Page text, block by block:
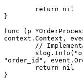
	return
nil
}
func (p *
context . Context ,
//
	slog.
Info (
"order_id" ,
	return
nil
}